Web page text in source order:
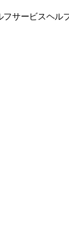
サービスヘル